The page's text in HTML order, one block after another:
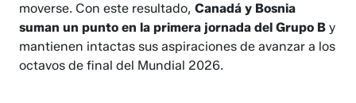
moverse. Con este resultado,Canadá y Bosnia
suman un punto en la primera jornada del Grupo B y
mantienen intactas sus aspiraciones de avanzar a los
octavos de final del Mundial 2026.